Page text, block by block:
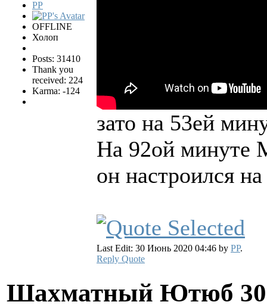
PP
OFFLINE
Холоп
Posts: 31410
Thank you
received: 224
Karma: -124
зато на 53ей
На 92ой минуте
он настроился
Last Edit: 30 Июнь 2020 04:46 by PP.
Reply Quote
Шахматный Ютюб